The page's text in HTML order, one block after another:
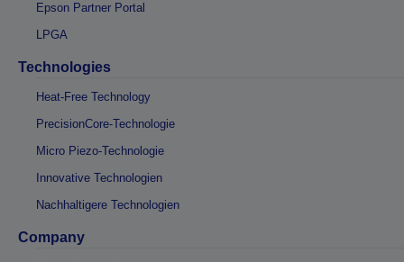
Epson Partner Portal
LPGA
Technologies
Heat-Free Technology
PrecisionCore-Technologie
Micro Piezo-Technologie
Innovative Technologien
Nachhaltigere Technologien
Company